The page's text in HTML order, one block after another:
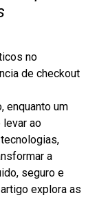
no
de checkout
enquanto um
ao
a
seguro e
explora as